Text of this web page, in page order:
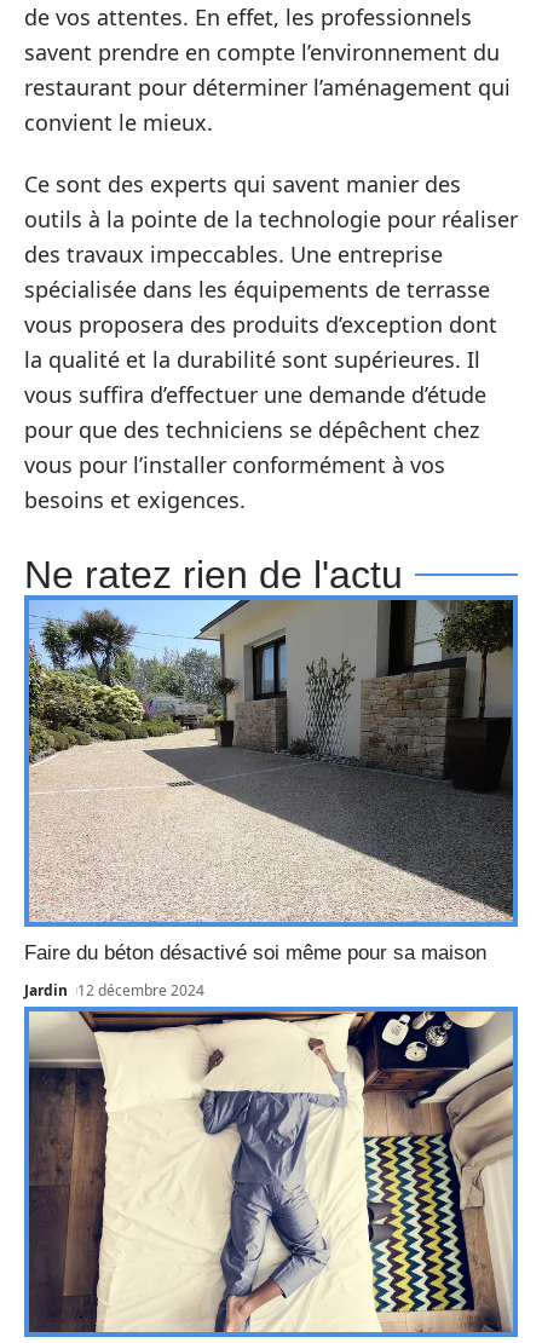
de vos attentes. En effet, les professionnels
savent prendre en compte l’environnement du
restaurant pour déterminer l’aménagement qui
convient le mieux.
Ce sont des experts qui savent manier des
outils à la pointe de la technologie pour réaliser
des travaux impeccables. Une entreprise
spécialisée dans les équipements de terrasse
vous proposera des produits d’exception dont
la qualité et la durabilité sont supérieures. Il
vous suffira d’effectuer une demande d’étude
pour que des techniciens se dépêchent chez
vous pour l’installer conformément à vos
besoins et exigences.
Ne ratez rien de l'actu
Faire du béton désactivé soi même pour sa maison
Jardin 12 décembre 2024